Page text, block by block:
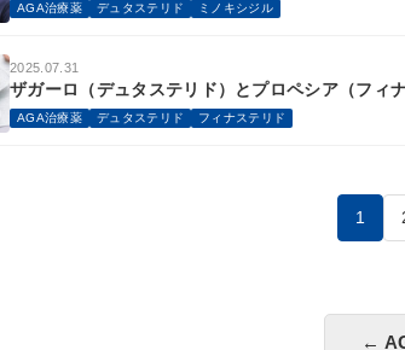
AGA治療薬 デュタステリド ミノキシジル
2025.07.31
ザガーロ（デュタステリド）とプロペシア（フィ
AGA治療薬 デュタステリド フィナステリド
1
←